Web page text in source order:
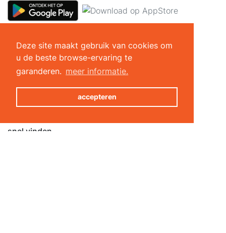
Deze site maakt gebruik van cookies om
u de beste browse-ervaring te
garanderen. meer informatie.
accepteren
Sportgids
All-in-one software
Coachmodule
Online reservering
snel vinden